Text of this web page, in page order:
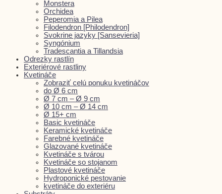
Monstera
Orchidea
Peperomia a Pilea
Filodendron [Philodendron]
Svokrine jazyky [Sansevieria]
Syngónium
Tradescantia a Tillandsia
Odrezky rastlín
Exteriérové rastliny
Kvetináče
Zobraziť celú ponuku kvetináčov
do Ø 6 cm
Ø 7 cm – Ø 9 cm
Ø 10 cm – Ø 14 cm
Ø 15+ cm
Basic kvetináče
Keramické kvetináče
Farebné kvetináče
Glazované kvetináče
Kvetináče s tvárou
Kvetináče so stojanom
Plastové kvetináče
Hydroponické pestovanie
kvetináče do exteriéru